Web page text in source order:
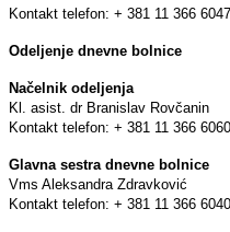
Kontakt telefon: + 381 11 366 6047
Odelјenje dnevne bolnice
Načelnik odelјenja
Kl. asist. dr Branislav Rovčanin
Kontakt telefon: + 381 11 366
Glavna sestra dnevne bolnice
Vms Aleksandra Zdravković
Kontakt telefon: + 381 11 366 6040